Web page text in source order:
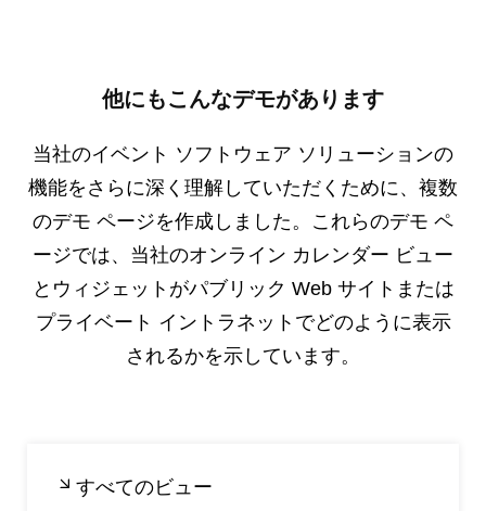
他にもこんなデモがあります
当社のイベント ソフトウェア ソリューションの
機能をさらに深く理解していただくために、複数
のデモ ページを作成しました。これらのデモ ペ
ージでは、当社のオンライン カレンダー ビュー
とウィジェットがパブリック Web サイトまたは
プライベート イントラネットでどのように表示
されるかを示しています。
すべてのビュー